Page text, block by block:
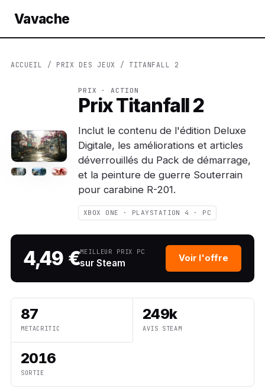
Vavache
ACCUEIL / PRIX DES JEUX / TITANFALL 2
PRIX · ACTION
Prix Titanfall 2
Inclut le contenu de l'édition Deluxe
Digitale, les améliorations et articles
déverrouillés du Pack de démarrage,
et la peinture de guerre Souterrain
pour carabine R-201.
XBOX ONE · PLAYSTATION 4 · PC
4,49 €MEILLEUR PRIX PC
sur Steam Voir l'offre
87
METACRITIC
249k
AVIS STEAM
2016
SORTIE